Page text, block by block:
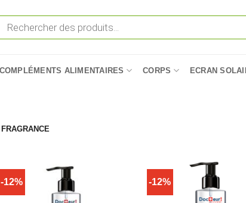
COMPLÉMENTS ALIMENTAIRES CORPS ECRAN
-12% -12%